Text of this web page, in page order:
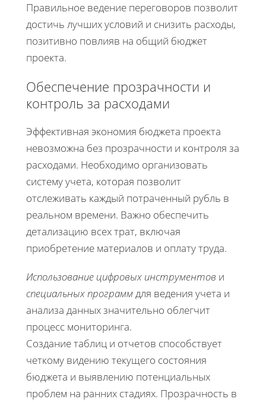
Правильное ведение переговоров позволит
достичь лучших условий и снизить расходы,
позитивно повлияв на общий бюджет
проекта.
Обеспечение прозрачности и
контроль за расходами
Эффективная экономия бюджета проекта
невозможна без прозрачности и контроля за
расходами. Необходимо организовать
систему учета, которая позволит
отслеживать каждый потраченный рубль в
реальном времени. Важно обеспечить
детализацию всех трат, включая
приобретение материалов и оплату труда.
Использование цифровых инструментов и
специальных программдля ведения учета и
анализа данных значительно облегчит
процесс мониторинга.
Создание таблиц и отчетов способствует
четкому видению текущего состояния
бюджета и выявлению потенциальных
проблем на ранних стадиях. Прозрачность в